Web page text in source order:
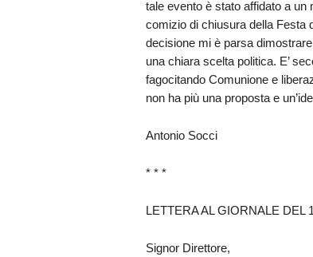
tale evento è stato affidato a un
comizio di chiusura della Festa
decisione mi è parsa
una chiara scelta politica. E’
fagocitando Comunione e
non ha più una proposta e
Antonio Socci
* * *
LETTERA AL GIORNALE DEL
Signor Direttore,